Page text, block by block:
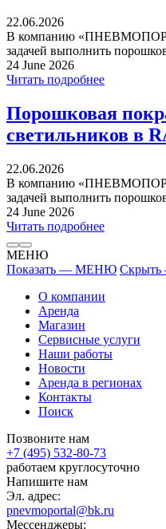
22.06.2026
В компанию
задачей выполнить
24 June 2026
Читать подробнее
Порошковая
светильников в
22.06.2026
В компанию
задачей выполнить
24 June 2026
Читать подробнее
МЕНЮ
Показать — МЕНЮ
О компании
Аренда
Магазин
Сервисные услуги
Наши работы
Новости
Аренда в регионах
Контакты
Поиск
Позвоните нам
+7 (495) 532-80-73
работаем круглосуточно
Напишите нам
Эл. адрес:
pnevmoportal@bk.ru
Мессенджеры: